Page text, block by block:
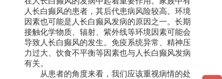
人长白癫风的患者，其后代患病风险较高。环境
因素也可能是人长白癫风发病的原因之一。长期
接触化学物质、辐射、紫外线等环境因素可能会
导致人长白癫风的发生。免疫系统异常、精神压
力过大、饮食不平衡等因素也与人长白癫风发病
有关。
从患者的角度来看，我们应该重视病情的处